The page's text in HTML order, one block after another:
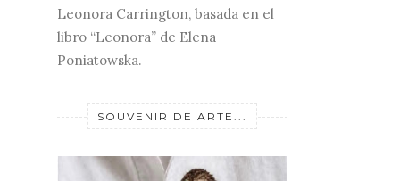
Leonora Carrington, basada en el
libro “Leonora” de Elena
Poniatowska.
SOUVENIR DE ARTE...